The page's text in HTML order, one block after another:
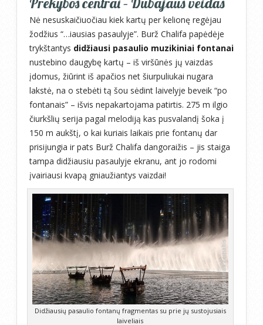
Nė nesuskaičiuočiau kiek kartų per kelionę regėjau
žodžius “…iausias pasaulyje”. Burž Chalifa papėdėje
trykštantys didžiausi pasaulio muzikiniai fontanai
nustebino daugybę kartų – iš viršūnės jų vaizdas
įdomus, žiūrint iš apačios net šiurpuliukai nugara
lakstė, na o stebėti tą šou sėdint laivelyje beveik “po
fontanais” – išvis nepakartojama patirtis. 275 m ilgio
čiurkšlių serija pagal melodiją kas pusvalandį šoka į
150 m aukštį, o kai kuriais laikais prie fontanų dar
prisijungia ir pats Burž Chalifa dangoraižis – jis staiga
tampa didžiausiu pasaulyje ekranu, ant jo rodomi
įvairiausi kvapą gniaužiantys vaizdai!
Didžiausių pasaulio fontanų fragmentas su prie jų sustojusiais
laiveliais